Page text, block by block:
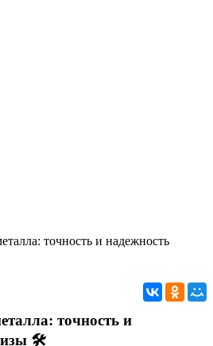
точность и надежность
точность и
🛠️